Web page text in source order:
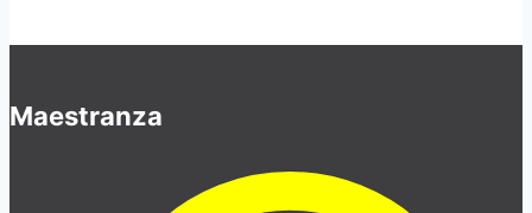
Maestranza